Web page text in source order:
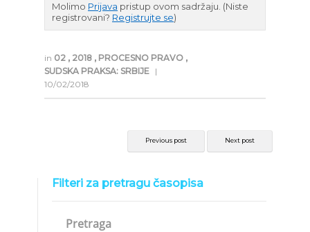
Molimo Prijava pristup ovom sadržaju. (Niste
registrovani? Registrujte se)
in 02 , 2018 , PROCESNO PRAVO ,
SUDSKA PRAKSA: SRBIJE |
10/02/2018
Previous post Next post
Filteri za pretragu časopisa
Pretraga